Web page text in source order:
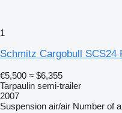
1
Schmitz Cargobull SCS24
€5,500 ≈ $6,355
Tarpaulin semi-trailer
2007
Suspension air/air Number of